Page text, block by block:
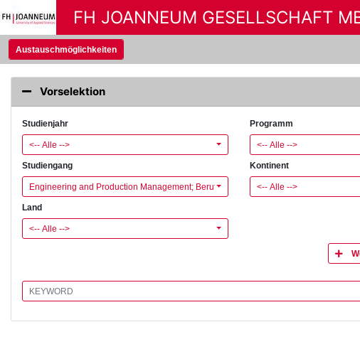
FH JOANNEUM GESELLSCHAFT
Austauschmöglichkeiten
Vorselektion
Studienjahr
<-- Alle -->
Programm
<-- Alle -->
Studiengang
Engineering and Production Management; Berufsbegleitend
Kontinent
<-- Alle -->
Land
<-- Alle -->